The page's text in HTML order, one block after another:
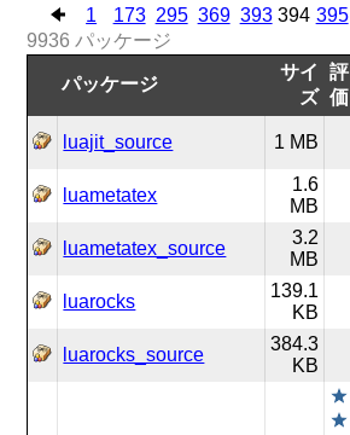
1 173 295 369 393 394 395
9936 パッケージ
パッケージ
サイ
ズ
評
価
luajit_source 1 MB
luametatex
1.6
MB
luametatex_source
3.2
MB
luarocks
139.1
KB
luarocks_source
384.3
KB